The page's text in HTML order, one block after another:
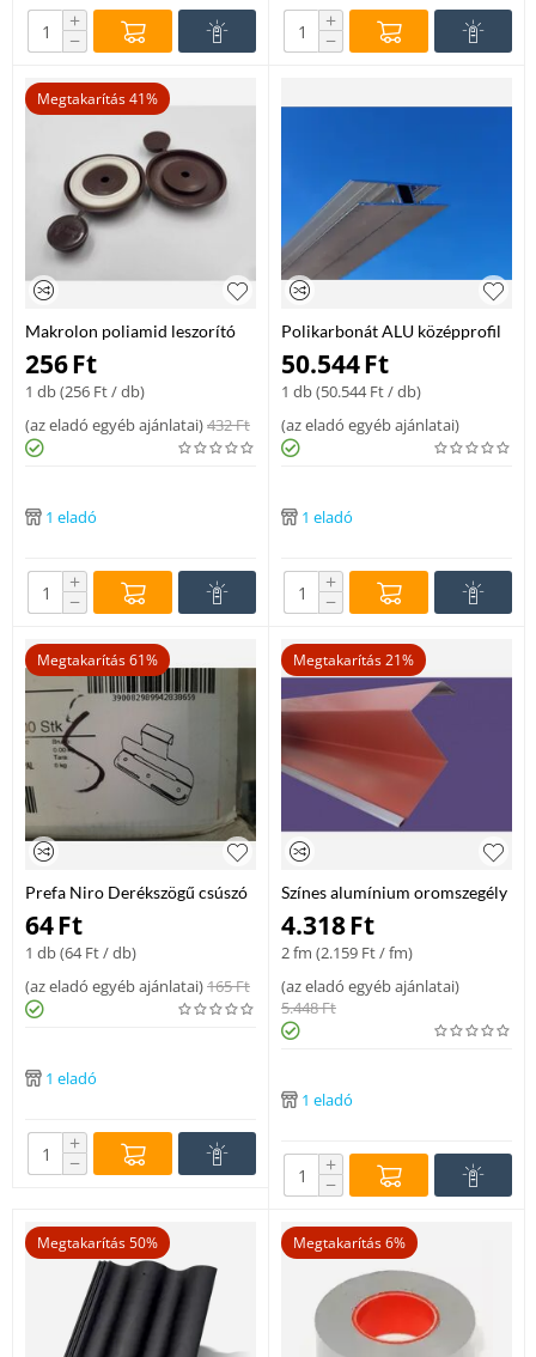
+
−
+
−
Megtakarítás 41%
Makrolon poliamid leszorító
kupak 50 mm, barna
256Ft
1 db (256 Ft/ db)
(az eladó egyéb ajánlatai)432Ft
1 eladó
+
−
Polikarbonát ALU középprofil
10 mm, 6 m
50.544Ft
1 db (50.544Ft/ db)
(az eladó egyéb ajánlatai)
1 eladó
+
−
Megtakarítás 61%
Prefa Niro Derékszögű csúszó
hafter
64Ft
1 db (64Ft/ db)
(az eladó egyéb ajánlatai)165Ft
1 eladó
+
−
Megtakarítás 21%
Színes alumínium oromszegély
25 cm, 2 m
4.318Ft
2 fm (2.159 Ft/ fm)
(az eladó egyéb ajánlatai)
5.448Ft
1 eladó
+
−
Megtakarítás 50% Megtakarítás 6%